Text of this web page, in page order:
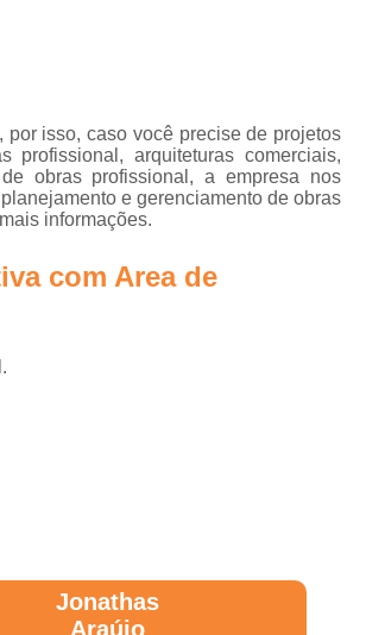
Empresa de
Empresa de Gerenciamento
Empresa de
Empresa de Gerenciamento e
Empresa de Arquitetura e Gestão
por isso, caso você precise de projetos
profissional, arquiteturas comerciais,
obras profissional, a empresa nos
e gerenciamento de obras
informações.
com Area de
Wanessa
Marques